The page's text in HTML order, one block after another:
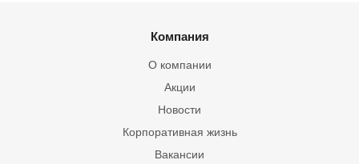
Компания
О компании
Акции
Новости
Корпоративная жизнь
Вакансии